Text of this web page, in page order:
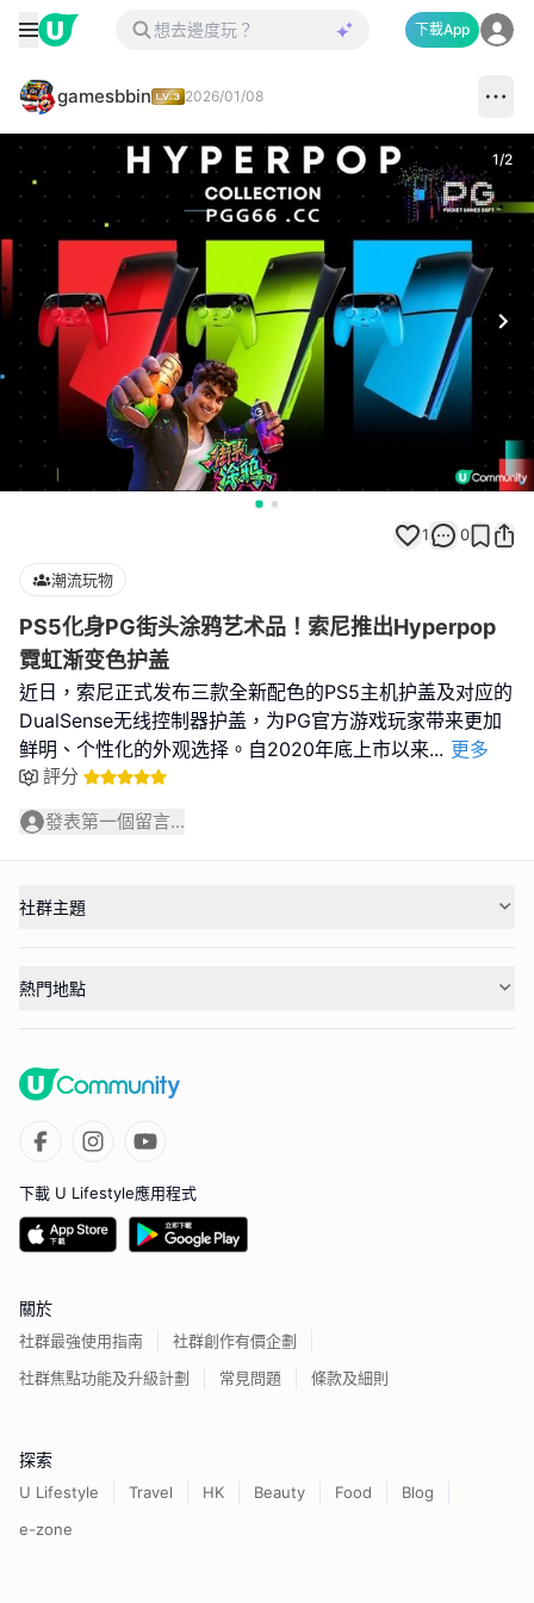
下載App
gamesbbin 2026/01/08
1/2
1 0
潮流玩物
PS5化身PG街头涂鸦艺术品！索尼推出Hyperpop
霓虹渐变色护盖
近日，索尼正式发布三款全新配色的PS5主机护盖及对应的
DualSense无线控制器护盖，为PG官方游戏玩家带来更加
鲜明、个性化的外观选择。自2020年底上市以来... 更多
評分
發表第一個留言...
社群主題
熱門地點
下載 U Lifestyle應用程式
關於
社群最強使用指南
社群創作有價企劃
社群焦點功能及升級計劃
常見問題 條款及細則
探索
U Lifestyle Travel HK Beauty Food
Blog
e-zone